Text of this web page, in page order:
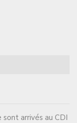
arrivés au CDI